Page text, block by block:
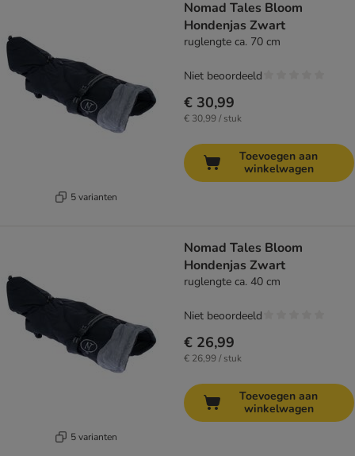
5 varianten
Nomad Tales Bloom
Hondenjas Zwart
ruglengte ca. 70 cm
€ 30,99
€ 30,99 / stuk
Niet beoordeeld
Toevoegen aan
winkelwagen
5 varianten
Nomad Tales Bloom
Hondenjas Zwart
ruglengte ca. 40 cm
€ 26,99
€ 26,99 / stuk
Niet beoordeeld
Toevoegen aan
winkelwagen